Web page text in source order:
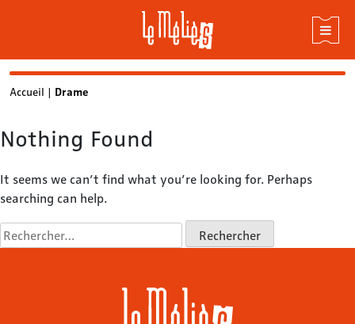
Skip
content
Accueil | Drame
Nothing Found
It seems we can’t find what you’re looking for. Perhaps
searching can help.
Rechercher :